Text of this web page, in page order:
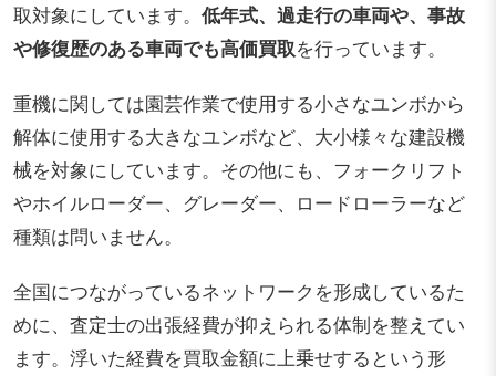
取対象にしています。 低年式、過走行の車両や、事故
や修復歴のある車両でも高価買取を行っています。
重機に関しては園芸作業で使用する小さなユンボから
解体に使用する大きなユンボなど、大小様々な建設機
械を対象にしています。その他にも、フォークリフト
やホイルローダー、グレーダー、ロードローラーなど
種類は問いません。
全国につながっているネットワークを形成しているた
めに、査定士の出張経費が抑えられる体制を整えてい
ます。浮いた経費を買取金額に上乗せするという形